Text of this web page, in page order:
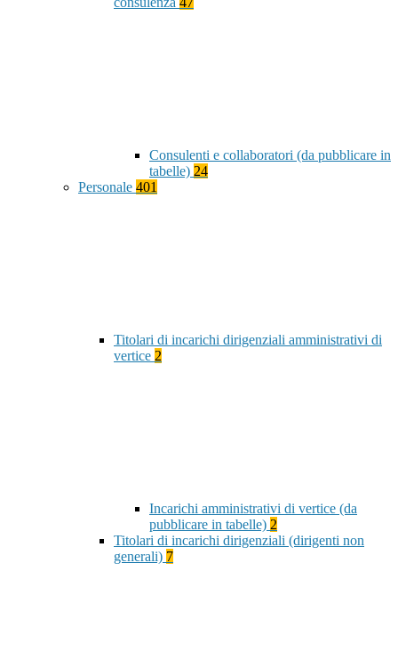
Consulenti e collaboratori (da pubblicare in
tabelle) 24
Personale 401
Titolari di incarichi dirigenziali amministrativi di
vertice 2
Incarichi amministrativi di vertice (da
pubblicare in tabelle) 2
Titolari di incarichi dirigenziali (dirigenti non
generali) 7